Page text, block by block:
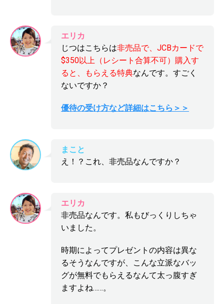
エリカ
じつはこちらは非売品で、JCBカードで
$350以上（レシート合算不可）購入す
ると、もらえる特典なんです。すごく
ないですか？
優待の受け方など詳細はこちら＞＞
まこと
え！？これ、非売品なんですか？
エリカ
非売品なんです。私もびっくりしちゃ
いました。
時期によってプレゼントの内容は異な
るそうなんですが、こんな立派なバッ
グが無料でもらえるなんて太っ腹すぎ
ますよね……。